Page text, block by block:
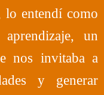
entendí como
un
nos invitaba a
y generar